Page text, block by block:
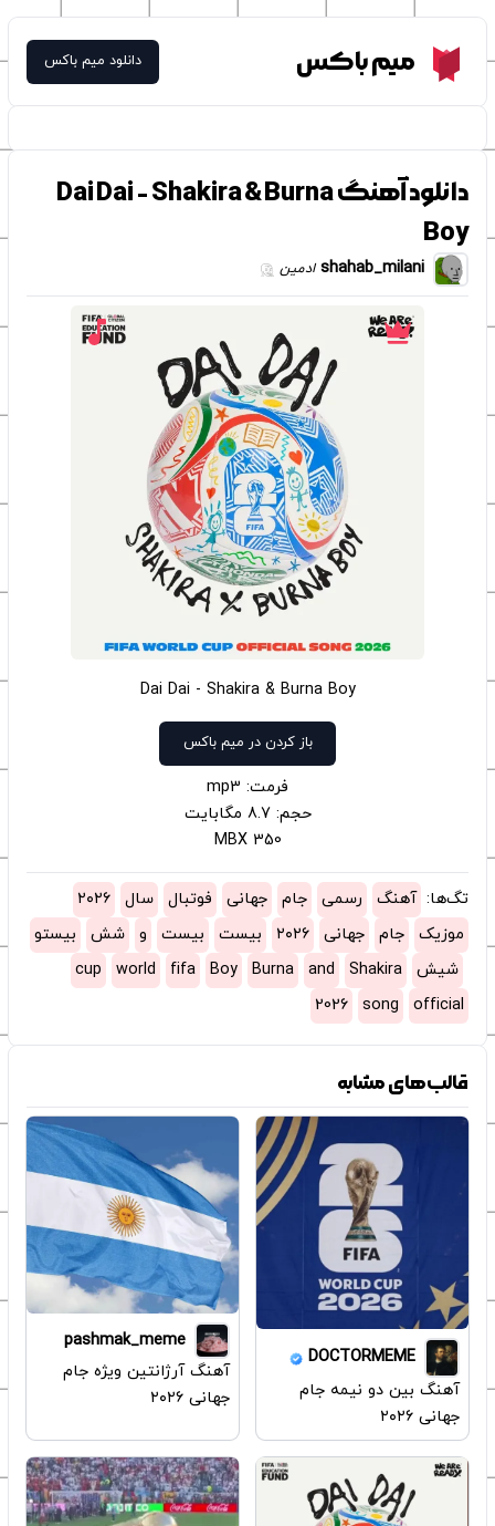
Meme Boxمیم باکس دانلود میم باکس
دانلود آهنگ Dai Dai - Shakira & Burna
Boy
shahab_milani ادمین
Dai Dai - Shakira & Burna Boy
باز کردن در میم باکس
فرمت: mp3
حجم: 8.7 مگابایت
350 MBX
تگ‌ها: آهنگ رسمی جام جهانی فوتبال سال
۲۰۲۶
موزیک
جام جهانی ۲۰۲۶ بیست بیست و شش
بیستو
شیش
Shakira
and
Burna
Boy
fifa
world
cup
official
song
2026
قالب‌های مشابه
DOCTORMEME
آهنگ بین دو نیمه جام
جهانی ۲۰۲۶
pashmak_meme
آهنگ آرژانتین ویژه جام
جهانی ۲۰۲۶